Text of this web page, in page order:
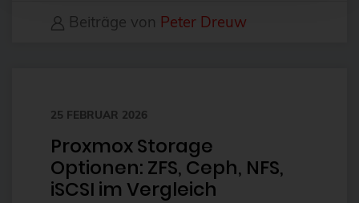
DevOps
Elephant Shed
Email
Beiträge von Peter Dreuw
25 FEBRUAR 2026
Proxmox Storage
Optionen: ZFS, Ceph, NFS,
iSCSI im Vergleich